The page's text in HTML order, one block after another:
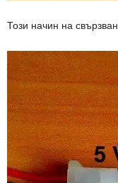
Този начин на